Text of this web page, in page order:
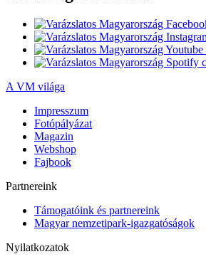
A VM világa
Impresszum
Fotópályázat
Magazin
Webshop
Fajbook
Partnereink
Támogatóink és partnereink
Magyar nemzetipark-igazgatóságok
Nyilatkozatok